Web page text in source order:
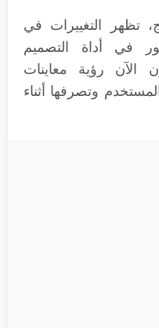
تظهر التغييرات في
في أداة التصميم
الآن رؤية معاينات
وتصرفها أثناء